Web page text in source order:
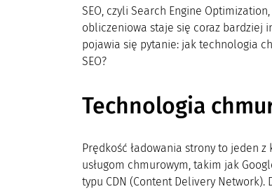
SEO, czyli Search Engine
obliczeniowa staje się coraz bardziej
pojawia się pytanie: jak technologia
SEO?
Technologia
Prędkość ładowania strony to jeden z
usługom chmurowym, takim jak
typu CDN (Content Delivery